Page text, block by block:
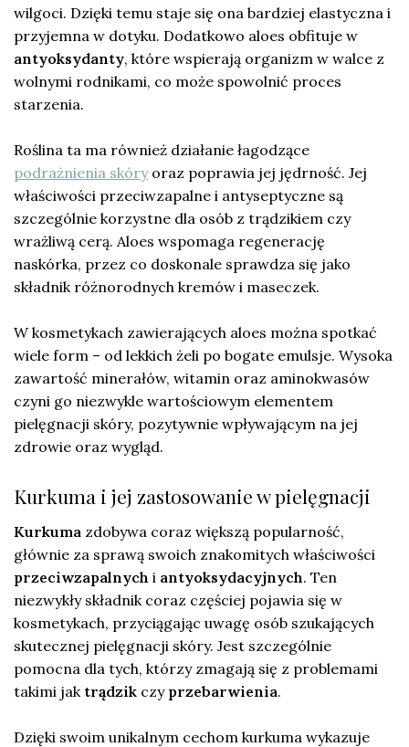
wilgoci. Dzięki temu staje się ona bardziej elastyczna i
przyjemna w dotyku. Dodatkowo aloes obfituje w
antyoksydanty, które wspierają organizm w walce z
wolnymi rodnikami, co może spowolnić proces
starzenia.
Roślina ta ma również działanie łagodzące
podrażnienia skóryoraz poprawia jej jędrność. Jej
właściwości przeciwzapalne i antyseptyczne są
szczególnie korzystne dla osób z trądzikiem czy
wrażliwą cerą. Aloes wspomaga regenerację
naskórka, przez co doskonale sprawdza się jako
składnik różnorodnych kremów i maseczek.
W kosmetykach zawierających aloes można spotkać
wiele form – od lekkich żeli po bogate emulsje. Wysoka
zawartość minerałów, witamin oraz aminokwasów
czyni go niezwykle wartościowym elementem
pielęgnacji skóry, pozytywnie wpływającym na jej
zdrowie oraz wygląd.
Kurkuma i jej zastosowanie w pielęgnacji
Kurkuma zdobywa coraz większą popularność,
głównie za sprawą swoich znakomitych właściwości
przeciwzapalnych i antyoksydacyjnych. Ten
niezwykły składnik coraz częściej pojawia się w
kosmetykach, przyciągając uwagę osób szukających
skutecznej pielęgnacji skóry. Jest szczególnie
pomocna dla tych, którzy zmagają się z problemami
takimi jak trądzik czy przebarwienia.
Dzięki swoim unikalnym cechom kurkuma wykazuje